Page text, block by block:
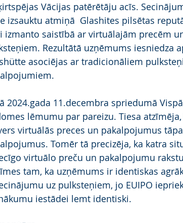
Vācijas patērētāju acīs.
izsauktu atmiņā  Glashites pilsētas
izmanto saistībā ar virtuālajām precēm
Rezultātā uzņēmums iesniedza
asociējas ar tradicionāliem
2024.gada 11.decembra spriedumā
lēmumu par pareizu. Tiesa
virtuālās preces un pakalpojumus
Tomēr tā precizēja, ka katra
virtuālo preču un pakalpojumu
tam, ka uzņēmums ir identiskas
uz pulksteņiem, jo EUIPO
iestādei lemt identiski.